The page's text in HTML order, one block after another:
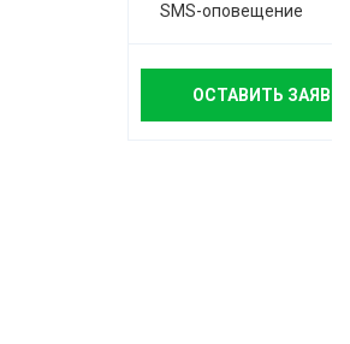
SMS-оповещение
ОСТАВИТЬ